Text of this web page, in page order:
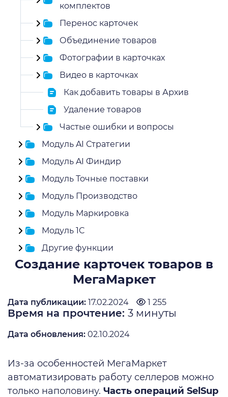
комплектов
Перенос карточек
Объединение товаров
Фотографии в карточках
Видео в карточках
Как добавить товары в Архив
Удаление товаров
Частые ошибки и вопросы
Модуль AI Стратегии
Модуль AI Финдир
Модуль Точные поставки
Модуль Производство
Модуль Маркировка
Модуль 1C
Другие функции
Создание карточек товаров в
МегаМаркет
Дата публикации: 17.02.2024 1 255
Время на прочтение: 3 минуты
Дата обновления: 02.10.2024
Из-за особенностей МегаМаркет
автоматизировать работу селлеров можно
только наполовину. Часть операций SelSup